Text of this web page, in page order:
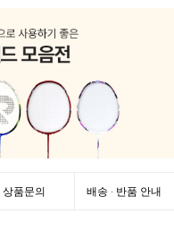
상품문의 배송 · 반품 안내